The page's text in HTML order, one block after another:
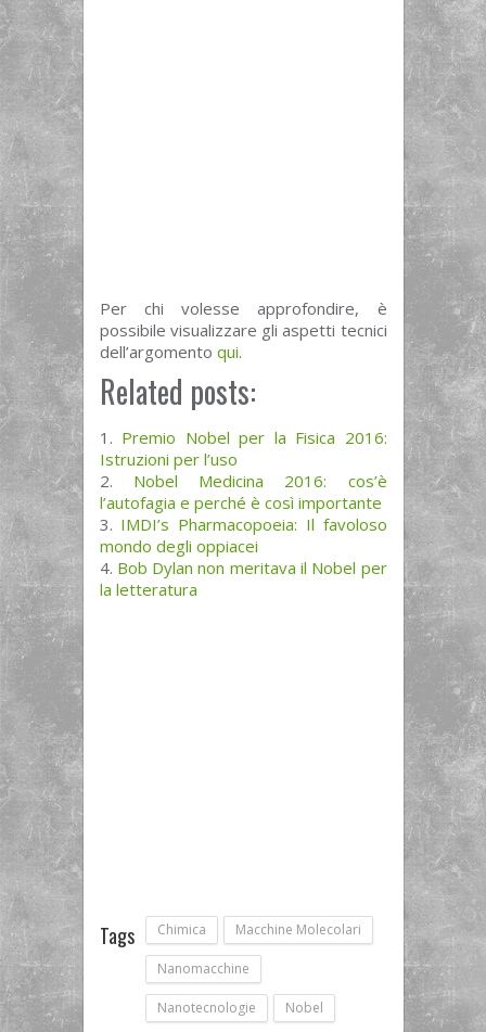
Per chi volesse approfondire, è
possibile visualizzare gli aspetti tecnici
dell’argomento qui.
Related posts:
Premio Nobel per la Fisica 2016:
Istruzioni per l’uso
Nobel Medicina 2016: cos’è
l’autofagia e perché è così importante
IMDI’s Pharmacopoeia: Il favoloso
mondo degli oppiacei
Bob Dylan non meritava il Nobel per
la letteratura
Tags Chimica Macchine Molecolari
Nanomacchine
Nanotecnologie Nobel